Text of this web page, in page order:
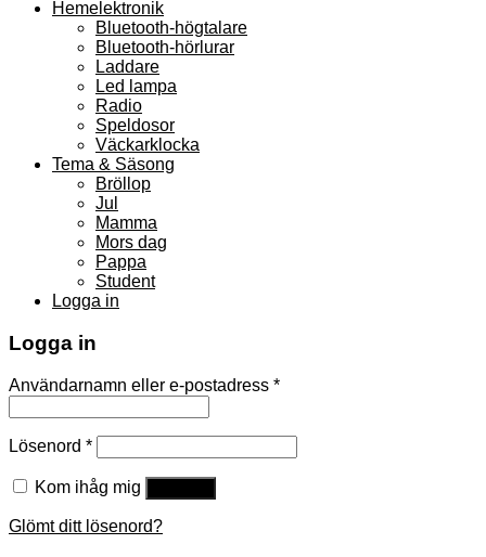
Hemelektronik
Bluetooth-högtalare
Bluetooth-hörlurar
Laddare
Led lampa
Radio
Speldosor
Väckarklocka
Tema & Säsong
Bröllop
Jul
Mamma
Mors dag
Pappa
Student
Logga in
Logga in
Användarnamn eller e-postadress *
Lösenord *
Kom ihåg mig
Glömt ditt lösenord?